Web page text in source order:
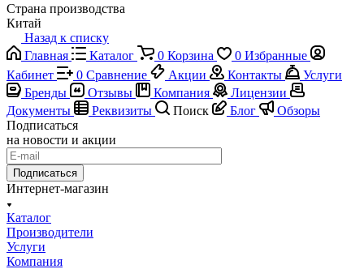
Страна производства
Китай
Назад к списку
Главная
Каталог 0 Корзина 0 Избранные
Кабинет
0 Сравнение Акции Контакты
Услуги
Бренды
Отзывы Компания
Лицензии
Документы
Реквизиты Поиск Блог
Обзоры
Подписаться
на новости и акции
Подписаться
Интернет-магазин
Каталог
Производители
Услуги
Компания